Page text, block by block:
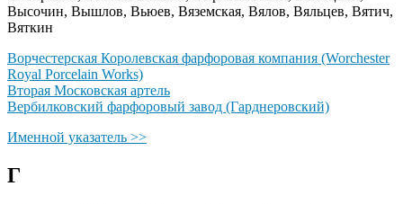
Высочин, Вышлов, Вьюев, Вяземская, Вялов, Вяльцев, Вятич,
Вяткин
Ворчестерская Королевская фарфоровая компания (Worchester
Royal Porcelain Works)
Вторая Московская артель
Вербилковский фарфоровый завод (Гарднеровский)
Именной указатель >>
Г